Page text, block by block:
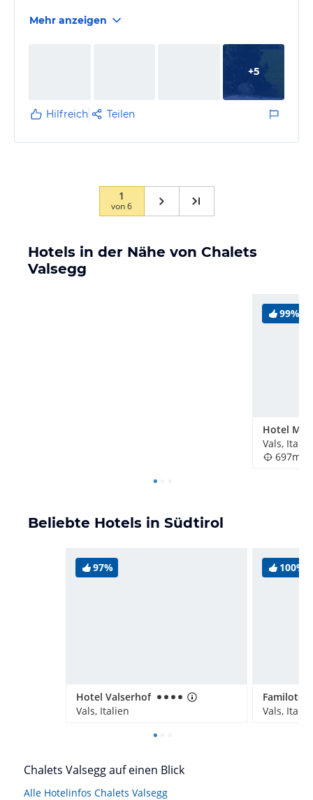
Mehr anzeigen
+5
Hilfreich Teilen
1
von6
Hotels in der Nähe von Chalets
Valsegg
99%
Hotel
Vals,
697m
Beliebte Hotels in Südtirol
97%
Hotel Valserhof
Vals, Italien
100%
Familotel
Vals,
Chalets Valsegg auf einen Blick
Alle Hotelinfos Chalets Valsegg